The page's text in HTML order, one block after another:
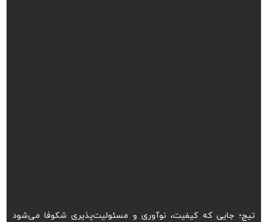
تیج؛ جایی که کیفیت، نوآوری و مسئولیت‌پذیری شکوفا می‌شود